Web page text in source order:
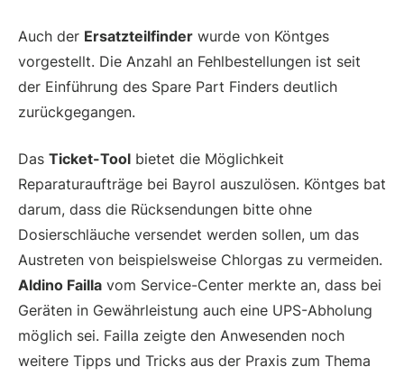
Auch der Ersatzteilfinder wurde von Köntges
vorgestellt. Die Anzahl an Fehlbestellungen ist seit
der Einführung des Spare Part Finders deutlich
zurückgegangen.
Das Ticket-Tool bietet die Möglichkeit
Reparaturaufträge bei Bayrol auszulösen. Köntges bat
darum, dass die Rücksendungen bitte ohne
Dosierschläuche versendet werden sollen, um das
Austreten von beispielsweise Chlorgas zu vermeiden.
Aldino Failla vom Service-Center merkte an, dass bei
Geräten in Gewährleistung auch eine UPS-Abholung
möglich sei. Failla zeigte den Anwesenden noch
weitere Tipps und Tricks aus der Praxis zum Thema